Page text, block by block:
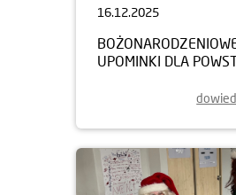
16.12.2025
UPOMINKI DLA